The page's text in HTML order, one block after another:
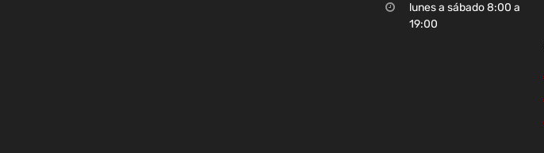
lunes a sábado 8:00 a
19:00